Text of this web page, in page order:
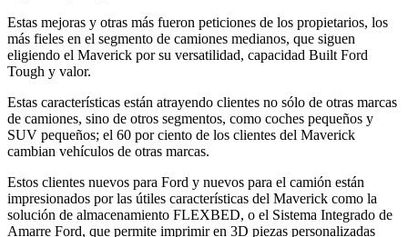
Estas mejoras y otras más fueron peticiones de los propietarios, los
más fieles en el segmento de camiones medianos, que siguen
eligiendo el Maverick por su versatilidad, capacidad Built Ford
Tough y valor.
Estas características están atrayendo clientes no sólo de otras marcas
de camiones, sino de otros segmentos, como coches pequeños y
SUV pequeños; el 60 por ciento de los clientes del Maverick
cambian vehículos de otras marcas.
Estos clientes nuevos para Ford y nuevos para el camión están
impresionados por las útiles características del Maverick como la
solución de almacenamiento FLEXBED, o el Sistema Integrado de
Amarre Ford, que permite imprimir en 3D piezas personalizadas